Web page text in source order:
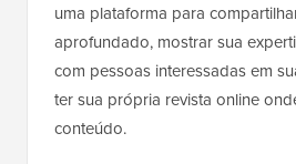
uma plataforma para
aprofundado, mostrar sua
com pessoas interessadas em
ter sua própria revista online
conteúdo.